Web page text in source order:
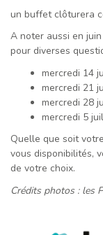
un buffet clôturera
A noter aussi en
pour diverses
mercredi 14
mercredi 21
mercredi 28
mercredi 5
Quelle que soit
vous disponibilités,
de votre choix.
Crédits photos : les